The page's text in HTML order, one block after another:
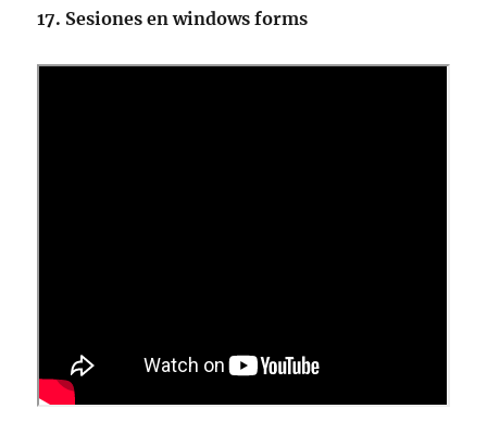
17. Sesiones en windows forms